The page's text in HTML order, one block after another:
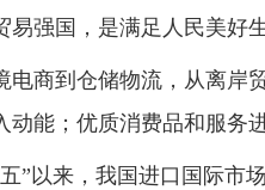
易强国，是满足人民美好
电商到仓储物流，从离岸
动能；优质消费品和服
”以来，我国进口国际市